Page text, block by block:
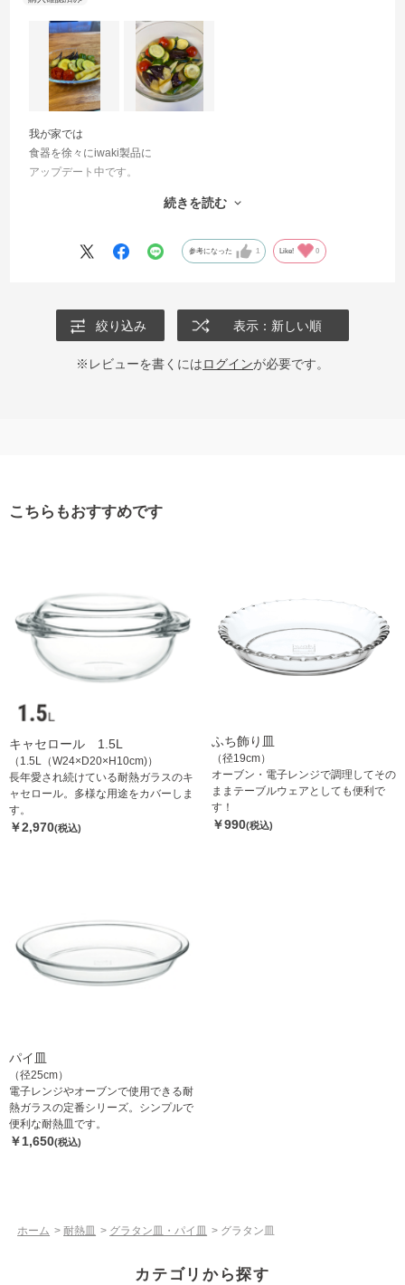
我が家では
食器を徐々にiwaki製品に
アップデート中です。
グラタン以外にも色んなシーンで
野菜の冷製など
野菜のカラフルな色が映えます。
続きを読む
参考になった 1 Like! 0
絞り込み 表示：新しい順
※レビューを書くにはログインが必要です。
こちらもおすすめです
キャセロール 1.5L
（1.5L（W24×D20×H10cm)）
長年愛され続けている耐熱ガラスのキ
ャセロール。多様な用途をカバーしま
す。
￥2,970(税込)
ふち飾り皿
（径19cm）
オーブン・電子レンジで調理してその
ままテーブルウェアとしても便利で
す！
￥990(税込)
パイ皿
（径25cm）
電子レンジやオーブンで使用できる耐
熱ガラスの定番シリーズ。シンプルで
便利な耐熱皿です。
￥1,650(税込)
ホーム >耐熱皿 > グラタン皿・パイ皿 > グラタン皿
カテゴリから探す